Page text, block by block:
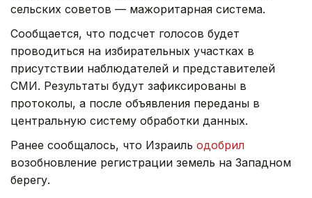
сельских советов — мажоритарная система.
Сообщается, что подсчет голосов будет
проводиться на избирательных участках в
присутствии наблюдателей и представителей
СМИ. Результаты будут зафиксированы в
протоколы, а после объявления переданы в
центральную систему обработки данных.
Ранее сообщалось, что Израиль одобрил
возобновление регистрации земель на Западном
берегу.